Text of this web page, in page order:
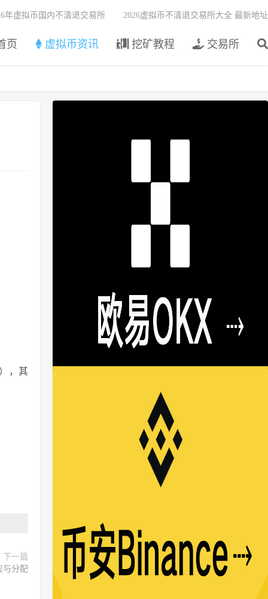
页 虚拟币资讯 挖矿教程 交易所
年虚拟币国内不清退交易所 2026虚拟币不清退交易所大全 最新地址
，其
下一篇
与分配